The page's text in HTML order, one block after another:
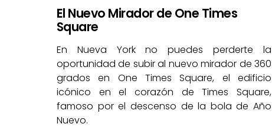
El Nuevo Mirador de One Times
Square
En Nueva York no puedes perderte la
oportunidad de subir al nuevo mirador de 360
grados en One Times Square, el edificio
icónico en el corazón de Times Square,
famoso por el descenso de la bola de Año
Nuevo.